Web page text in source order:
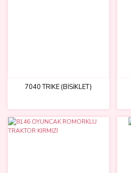
7040 TRIKE (BİSİKLET)